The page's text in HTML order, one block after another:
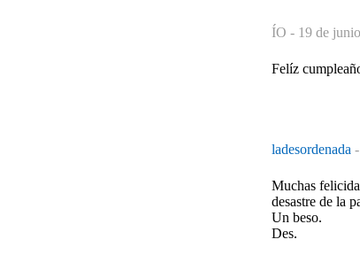
ÍO - 19 de
Felíz
ladesordenada -
Muchas
desastre de la
Un beso.
Des.